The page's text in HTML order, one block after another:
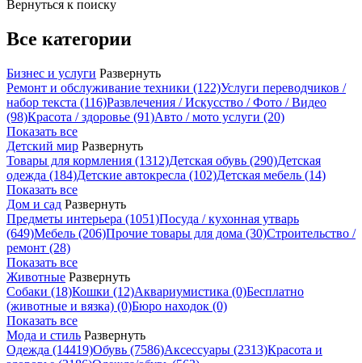
Вернуться к поиску
Все категории
Бизнес и услуги Развернуть
Ремонт и обслуживание техники (122)Услуги переводчиков /
набор текста (116)Развлечения / Искусство / Фото / Видео
(98)Красота / здоровье (91)Авто / мото услуги (20)
Показать все
Детский мир Развернуть
Товары для кормления (1312)Детская обувь (290)Детская
одежда (184)Детские автокресла (102)Детская мебель (14)
Показать все
Дом и сад Развернуть
Предметы интерьера (1051)Посуда / кухонная утварь
(649)Мебель (206)Прочие товары для дома (30)Строительство /
ремонт (28)
Показать все
Животные Развернуть
Собаки (18)Кошки (12)Аквариумистика (0)Бесплатно
(животные и вязка) (0)Бюро находок (0)
Показать все
Мода и стиль Развернуть
Одежда (14419)Обувь (7586)Аксессуары (2313)Красота и